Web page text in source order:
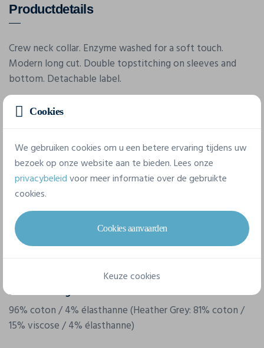
Productdetails
Crew neck collar. Enzyme washed for a soft touch.
Modern long cut. Double topstitching on sleeves and
bottom. Detachable label.
Merk
Skinnifit
SF124
Gram/m²
Samenstelling
96% coton / 4% élasthanne (Heather Grey: 81% coton /
15% viscose / 4% élasthanne)
Cookies
We gebruiken cookies om u een betere ervaring tijdens uw
bezoek op onze website aan te bieden. Lees onze
privacybeleidvoor meer informatie over de gebruikte
cookies.
Cookies aanvaarden
Keuze cookies